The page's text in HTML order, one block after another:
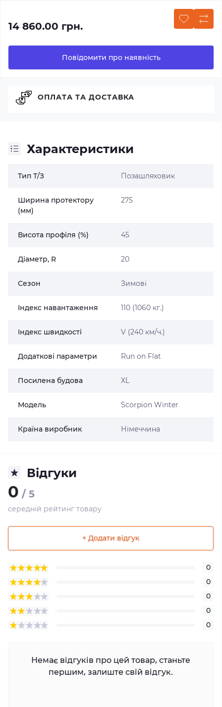
14 860.00 грн.
Повідомити про наявність
Характеристики
Тип Т/З Позашляховик
Ширина протектору
(мм)
275
Висота профіля (%) 45
Діаметр, R 20
Сезон Зимові
Індекс навантаження 110 (1060 кг.)
Індекс швидкості V (240 км/ч.)
Додаткові параметри Run on Flat
Посилена будова XL
Модель Scorpion Winter
Країна виробник Німеччина
Відгуки
0 / 5
середній рейтинг товару
+ Додати відгук
0
0
0
0
0
Немає відгуків про цей товар, станьте
першим, залиште свій відгук.
ОПЛАТА ТА ДОСТАВКА